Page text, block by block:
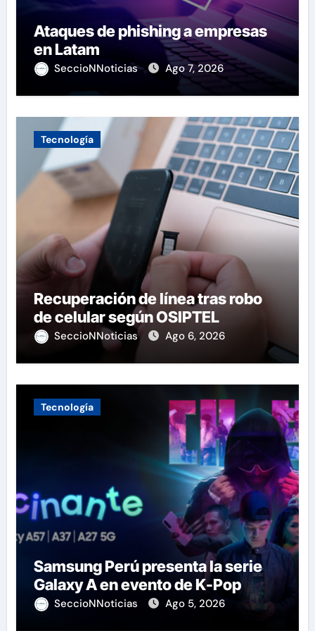
Ataques de phishing a empresas
en Latam
SeccioNNoticias Ago 7, 2026
Tecnología
Recuperación de línea tras robo
de celular según OSIPTEL
SeccioNNoticias Ago 6, 2026
Tecnología
Samsung Perú presenta la serie
Galaxy A en evento de K-Pop
SeccioNNoticias Ago 5, 2026